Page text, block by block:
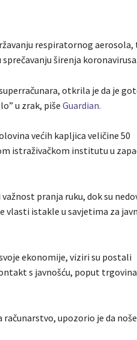
respiratornog aerosola,
širenja koronavirusa.
otkrila je da je
u zrak, pišeGuardian.
većih kapljica veličine 50
istraživačkom institutu u
pranja ruku, dok su
vlasti istakle u savjetima za
ekonomije, viziri su postali
s javnošću, poput
upozorio je da